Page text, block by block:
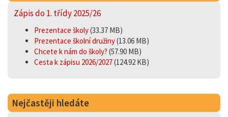
Zápis do 1. třídy 2025/26
Prezentace školy(33.37 MB)
Prezentace školní družiny(13.06 MB)
Chcete k nám do školy? (57.90 MB)
Cesta k zápisu 2026/2027(124.92 KB)
Nejčastěji hledáte